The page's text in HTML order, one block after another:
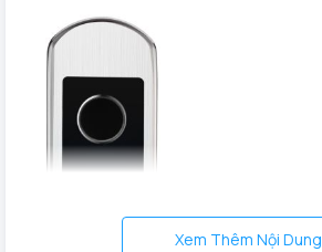
Xem Thêm Nội Dung